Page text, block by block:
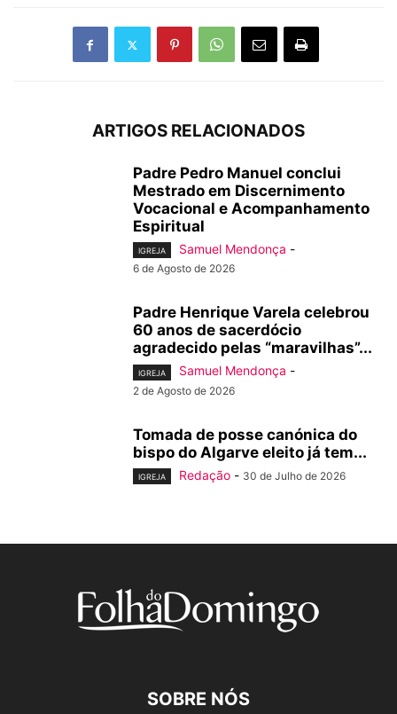
ARTIGOS RELACIONADOS
Padre Pedro Manuel conclui
Mestrado em Discernimento
Vocacional e Acompanhamento
Espiritual
IGREJA Samuel Mendonça -
6 de Agosto de 2026
Padre Henrique Varela celebrou
60 anos de sacerdócio
agradecido pelas “maravilhas”...
IGREJA Samuel Mendonça -
2 de Agosto de 2026
Tomada de posse canónica do
bispo do Algarve eleito já tem...
IGREJA Redação - 30 de Julho de 2026
SOBRE NÓS